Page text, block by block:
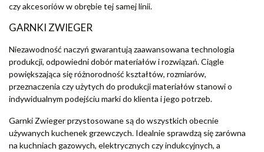
czy akcesoriów w obrębie tej samej linii.
GARNKI ZWIEGER
Niezawodność naczyń gwarantują zaawansowana technologia
produkcji, odpowiedni dobór materiałów i rozwiązań. Ciągle
powiększająca się różnorodność kształtów, rozmiarów,
przeznaczenia czy użytych do produkcji materiałów stanowi o
indywidualnym podejściu marki do klienta i jego potrzeb.
Garnki Zwieger przystosowane są do wszystkich obecnie
używanych kuchenek grzewczych. Idealnie sprawdzą się zarówna
na kuchniach gazowych, elektrycznych czy indukcyjnych, a